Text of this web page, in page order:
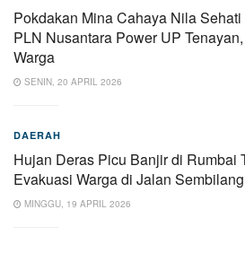
Pokdakan Mina Cahaya Nila
PLN Nusantara Power UP
Warga
SENIN, 20 APRIL 2026
DAERAH
Hujan Deras Picu Banjir di Rumbai
Evakuasi Warga di Jalan Sembilang
MINGGU, 19 APRIL 2026